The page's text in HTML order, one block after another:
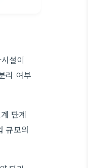
설이
리 여부
단계
규모의